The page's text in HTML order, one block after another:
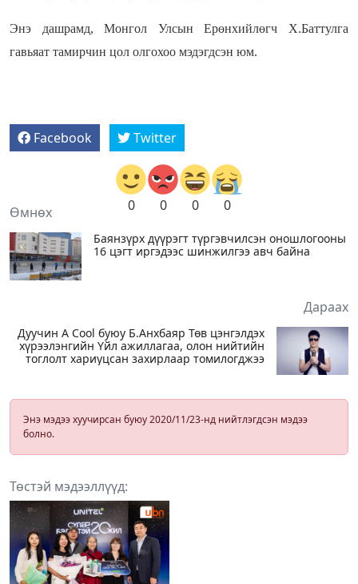
Энэ дашрамд, Монгол Улсын Ерөнхийлөгч Х.Баттулга
гавьяат тамирчин цол олгохоо мэдэгдсэн юм.
Facebook Twitter
0 0 0 0
Өмнөх
Баянзүрх дүүрэгт түргэвчилсэн оношлогооны
16 цэгт иргэдээс шинжилгээ авч байна
Дараах
Дуучин A Cool буюу Б.Анхбаяр Төв цэнгэлдэх
хүрээлэнгийн Үйл ажиллагаа, олон нийтийн
тоглолт хариуцсан захирлаар томилогджээ
Энэ мэдээ хуучирсан буюу 2020/11/23-нд нийтлэгдсэн мэдээ
болно.
Төстэй мэдээллүүд: